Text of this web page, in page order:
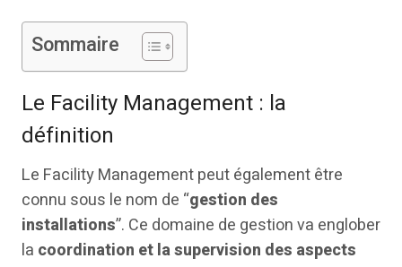
Sommaire
Le Facility Management : la
définition
Le Facility Management peut également être
connu sous le nom de “gestion des
installations”. Ce domaine de gestion va englober
la coordination et la supervision des aspects